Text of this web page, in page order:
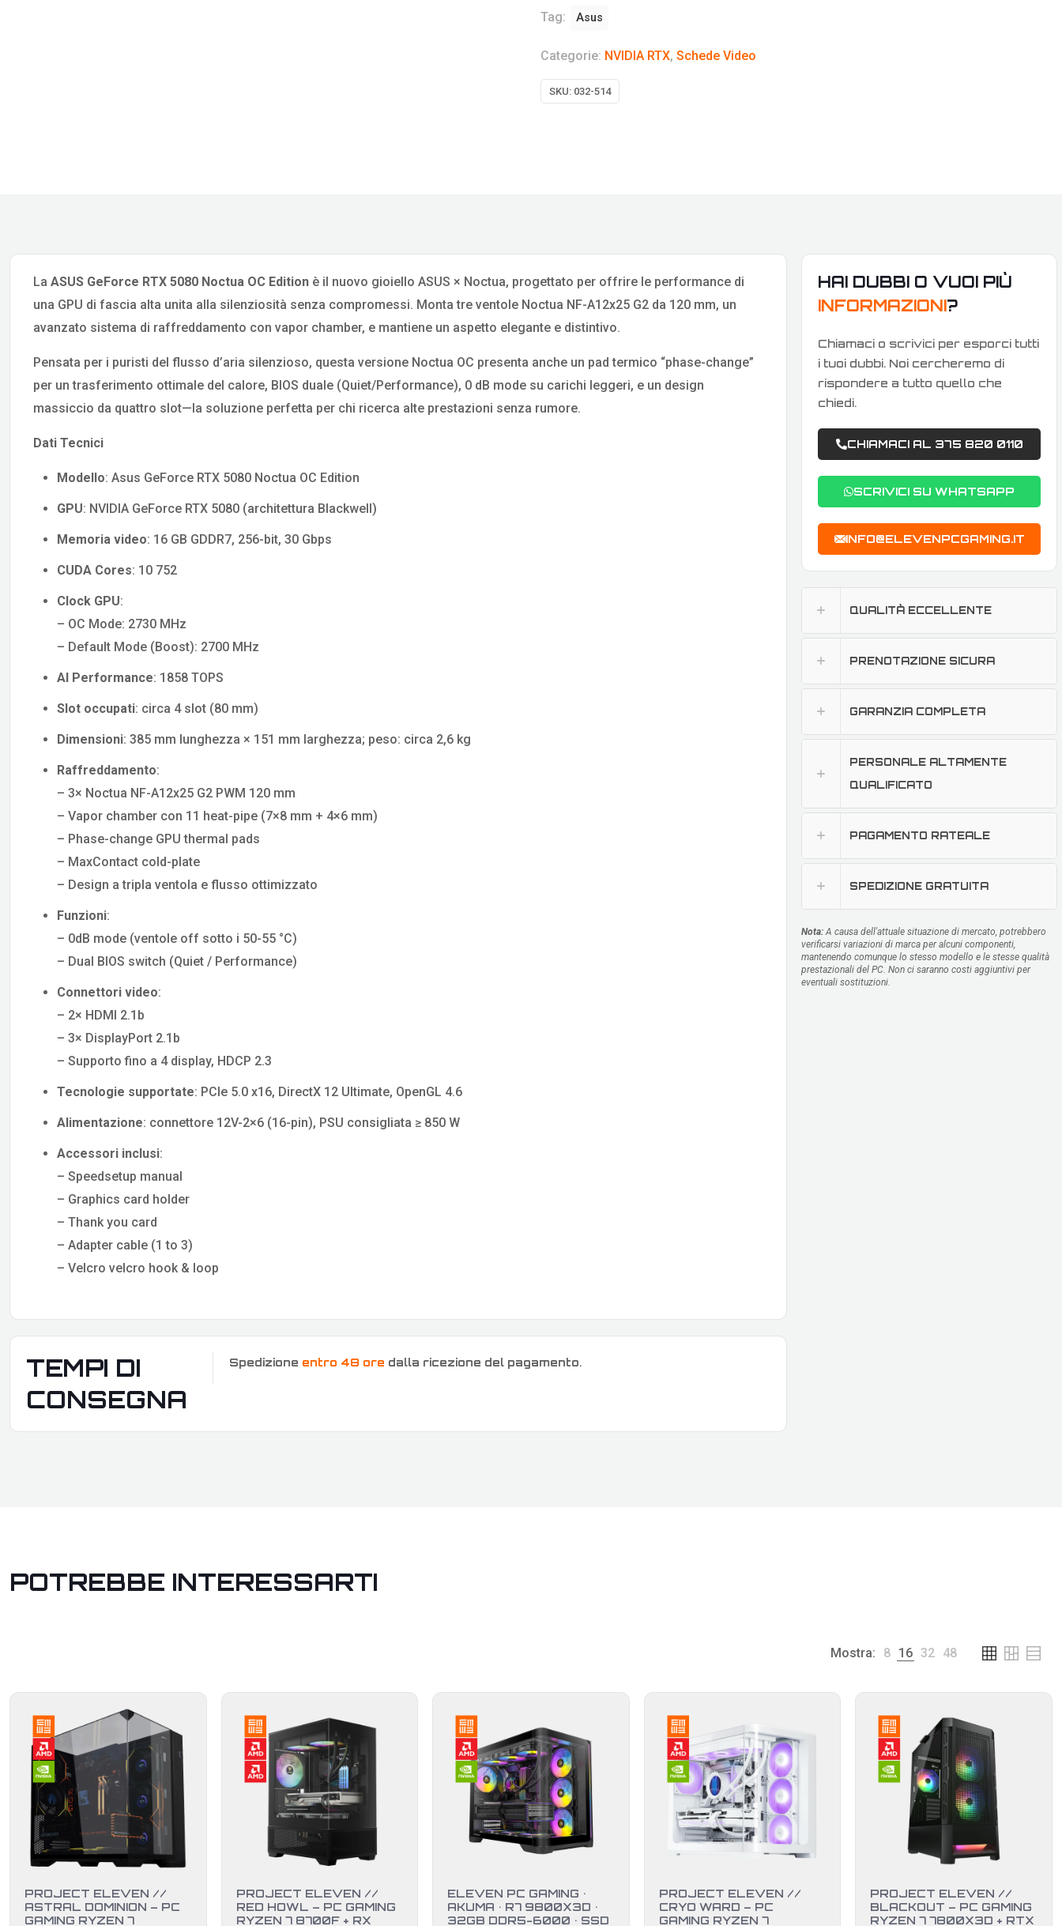
Tag: Asus
Categorie: NVIDIA RTX, Schede Video
SKU: 032-514
LaASUS GeForce RTX 5080 Noctua OC Edition è il nuovo gioiello ASUS × Noctua, progettato per offrire le performance di
una GPU di fascia alta unita alla silenziosità senza compromessi. Monta tre ventole Noctua NF-A12x25 G2 da 120 mm, un
avanzato sistema di raffreddamento con vapor chamber, e mantiene un aspetto elegante e distintivo.
Pensata per i puristi del flusso d’aria silenzioso, questa versione Noctua OC presenta anche un pad termico “phase-change”
per un trasferimento ottimale del calore, BIOS duale (Quiet/Performance), 0 dB mode su carichi leggeri, e un design
massiccio da quattro slot—la soluzione perfetta per chi ricerca alte prestazioni senza rumore.
Dati Tecnici
Modello: Asus GeForce RTX 5080 Noctua OC Edition
GPU: NVIDIA GeForce RTX 5080 (architettura Blackwell)
Memoria video: 16 GB GDDR7, 256-bit, 30 Gbps
CUDA Cores: 10 752
Clock GPU:
– OC Mode: 2730 MHz
– Default Mode (Boost): 2700 MHz
AI Performance: 1858 TOPS
Slot occupati: circa 4 slot (80 mm)
Dimensioni: 385 mm lunghezza × 151 mm larghezza; peso: circa 2,6 kg
Raffreddamento:
– 3× Noctua NF-A12x25 G2 PWM 120 mm
– Vapor chamber con 11 heat-pipe (7×8 mm + 4×6 mm)
– Phase-change GPU thermal pads
– MaxContact cold-plate
– Design a tripla ventola e flusso ottimizzato
Funzioni:
– 0dB mode (ventole off sotto i 50-55 °C)
– Dual BIOS switch (Quiet / Performance)
Connettori video:
– 2× HDMI 2.1b
– 3× DisplayPort 2.1b
– Supporto fino a 4 display, HDCP 2.3
Tecnologie supportate: PCIe 5.0 x16, DirectX 12 Ultimate, OpenGL 4.6
Alimentazione: connettore 12V-2×6 (16-pin), PSU consigliata ≥ 850 W
Accessori inclusi:
– Speedsetup manual
– Graphics card holder
– Thank you card
– Adapter cable (1 to 3)
– Velcro velcro hook & loop
TEMPI DI
CONSEGNA
Spedizione entro 48 ore dalla ricezione del pagamento.
HAI DUBBI O VUOI PIÙ
INFORMAZIONI?
Chiamaci o scrivici per esporci tutti
i tuoi dubbi. Noi cercheremo di
rispondere a tutto quello che
chiedi.
CHIAMACI AL 375 820 0110
SCRIVICI SU WHATSAPP
INFO@ELEVENPCGAMING.IT
QUALITÀ ECCELLENTE
PRENOTAZIONE SICURA
GARANZIA COMPLETA
PERSONALE ALTAMENTE
QUALIFICATO
PAGAMENTO RATEALE
SPEDIZIONE GRATUITA
Nota:A causa dell'attuale situazione di mercato, potrebbero
verificarsi variazioni di marca per alcuni componenti,
mantenendo comunque lo stesso modello e le stesse qualità
prestazionali del PC. Non ci saranno costi aggiuntivi per
eventuali sostituzioni.
POTREBBE INTERESSARTI
Mostra: 8 16 32 48
PROJECT ELEVEN //
ASTRAL DOMINION – PC
GAMING RYZEN 7
PROJECT ELEVEN //
RED HOWL – PC GAMING
RYZEN 7 8700F + RX
ELEVEN PC GAMING •
AKUMA • R7 9800X3D •
32GB DDR5-6000 • SSD
PROJECT ELEVEN //
CRYO WARD – PC
GAMING RYZEN 7
PROJECT ELEVEN //
BLACKOUT – PC GAMING
RYZEN 7 7800X3D + RTX